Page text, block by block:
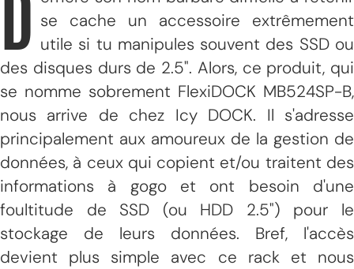
se cache un accessoire extrêmement
utile si tu manipules souvent des SSD ou
des disques durs de 2.5". Alors, ce produit, qui
se nomme sobrement FlexiDOCK MB524SP-B,
nous arrive de chez Icy DOCK. Il s'adresse
principalement aux amoureux de la gestion de
données, à ceux qui copient et/ou traitent des
informations à gogo et ont besoin d'une
foultitude de SSD (ou HDD 2.5") pour le
stockage de leurs données. Bref, l'accès
devient plus simple avec ce rack et nous